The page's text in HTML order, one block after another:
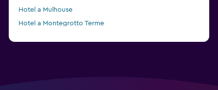
Hotel a Mulhouse
Hotel a Montegrotto Terme